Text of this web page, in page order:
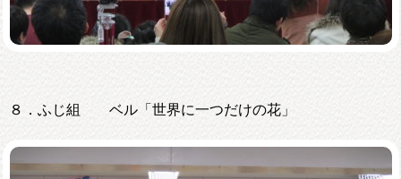
８．ふじ組 ベル「世界に一つだけの花」